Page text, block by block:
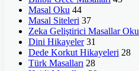
Masal Oku 44
Masal Siteleri 37
Zeka Geliştirici Masallar Oku
Dini Hikayeler 31
Dede Korkut Hikayeleri 28
Türk Masalları 28